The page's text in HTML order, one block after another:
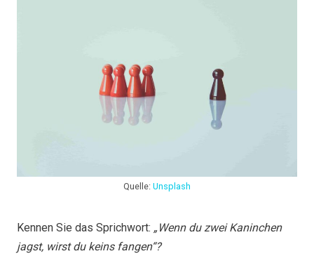
Quelle: Unsplash
Kennen Sie das Sprichwort: „Wenn du zwei Kaninchen
jagst, wirst du keins fangen“?